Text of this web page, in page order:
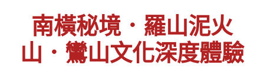
南橫秘境．羅山泥火
山．鸞山文化深度體驗